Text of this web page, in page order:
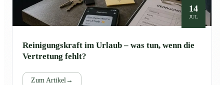
14
JUL
Reinigungskraft im Urlaub – was tun, wenn die
Vertretung fehlt?
Zum Artikel →